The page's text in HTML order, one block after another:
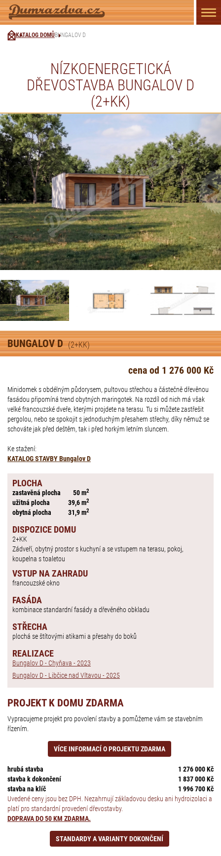
KATALOG DOMŮBUNGALOV D
NÍZKOENERGETICKÁ
DŘEVOSTAVBA BUNGALOV D
(2+KK)
BUNGALOV D (2+KK)
cena od 1 276 000 Kč
Minidomek s obdélným půdorysem, pultovou střechou a částečně dřevěnou
fasádou připomíná trend obytných maringotek. Na rozdíl od nich má však
velké francouzské dveře, kterými projdete na terasu. Tu si můžete zastřešit
pergolou, nebo se spokojit s jednoduchým přesahem střechy, díky němuž se
schováte jak před deštěm, tak i před horkým letním sluncem.
Ke stažení:
KATALOG STAVBY Bungalov D
PLOCHA
zastavěná plocha 50 m2
užitná plocha 39,6 m2
obytná plocha 31,9 m2
DISPOZICE DOMU
2+KK
Zádveří, obytný prostor s kuchyní a se vstupem na terasu, pokoj,
koupelna s toaletou
VSTUP NA ZAHRADU
francouzské okno
FASÁDA
kombinace standardní fasády a dřevěného obkladu
STŘECHA
plochá se štítovými atikami a přesahy do boků
REALIZACE
Bungalov D - Chyňava - 2023
Bungalov D - Libčice nad Vltavou - 2025
PROJEKT K DOMU ZDARMA
Vypracujeme projekt pro povolení stavby a pomůžeme vám se stavebním
řízením.
VÍCE INFORMACÍ O PROJEKTU ZDARMA
hrubá stavba
1 276 000 Kč
stavba k dokončení
1 837 000 Kč
stavba na klíč
1 996 700 Kč
Uvedené ceny jsou bez DPH. Nezahrnují základovou desku ani hydroizolaci a
platí pro standardní provedení dřevostavby.
DOPRAVA DO 50 KM ZDARMA.
STANDARDY A VARIANTY DOKONČENÍ